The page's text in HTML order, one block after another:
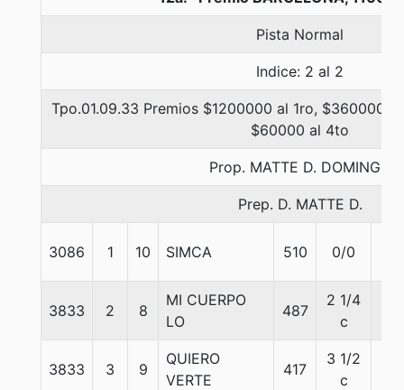
Pista Normal
Indice: 2 al 2
Tpo.01.09.33 Premios $1200000 al 1ro, $360000
$60000 al 4to
Prop. MATTE D. DOMINGO
Prep. D. MATTE D.
3086 1 10 SIMCA 510 0/0
3833 2 8
MI CUERPO
LO
487
2 1/4
c
3833 3 9
QUIERO
VERTE
417
3 1/2
c